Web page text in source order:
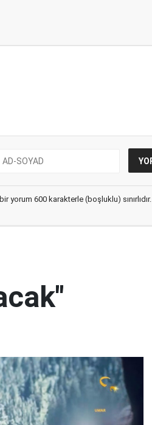
yorum 600 karakterle (boşluklu) sınırlıdır.